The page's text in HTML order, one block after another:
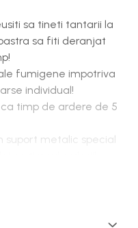
sa tineti tantarii la
sa fiti deranjat
fumigene impotriva
individual!
timp de ardere de 5
suport metalic special
o simpla rasucire.
initial aceasta